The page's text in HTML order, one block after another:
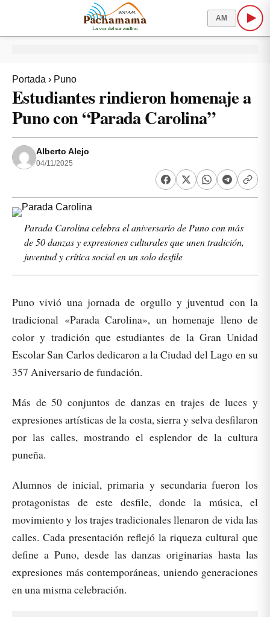
AM
Portada › Puno
Estudiantes rindieron homenaje a
Puno con “Parada Carolina”
Alberto Alejo
04/11/2025
Parada Carolina celebra el aniversario de Puno con más
de 50 danzas y expresiones culturales que unen tradición,
juventud y crítica social en un solo desfile
Puno vivió una jornada de orgullo y juventud con la
tradicional «Parada Carolina», un homenaje lleno de
color y tradición que estudiantes de la Gran Unidad
Escolar San Carlos dedicaron a la Ciudad del Lago en su
357 Aniversario de fundación.
Más de 50 conjuntos de danzas en trajes de luces y
expresiones artísticas de la costa, sierra y selva desfilaron
por las calles, mostrando el esplendor de la cultura
puneña.
Alumnos de inicial, primaria y secundaria fueron los
protagonistas de este desfile, donde la música, el
movimiento y los trajes tradicionales llenaron de vida las
calles. Cada presentación reflejó la riqueza cultural que
define a Puno, desde las danzas originarias hasta las
expresiones más contemporáneas, uniendo generaciones
en una misma celebración.